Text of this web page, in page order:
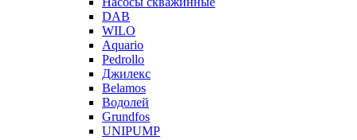
DAB
WILO
Aquario
Pedrollo
Джилекс
Belamos
Водолей
Grundfos
UNIPUMP